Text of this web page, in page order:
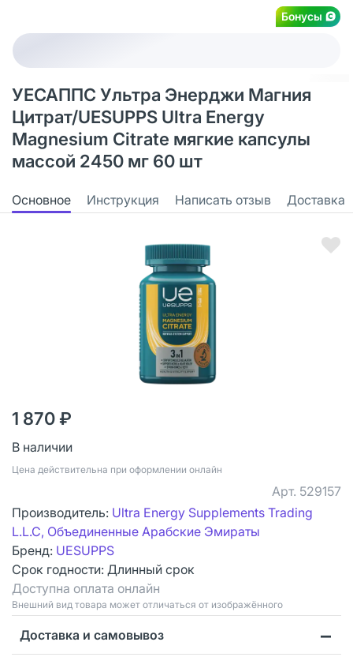
Бонусы
УЕСАППС Ультра Энерджи Магния
Цитрат/UESUPPS Ultra Energy
Magnesium Citrate мягкие капсулы
массой 2450 мг 60 шт
Основное Инструкция Написать отзыв Доставка
1 870 ₽
В наличии
Цена действительна при оформлении онлайн
Арт. 529157
Производитель: Ultra Energy Supplements Trading
L.L.C, Объединенные Арабские Эмираты
Бренд: UESUPPS
Срок годности: Длинный срок
Доступна оплата онлайн
Bнешний вид товара может отличаться от изображённого
Доставка и самовывоз